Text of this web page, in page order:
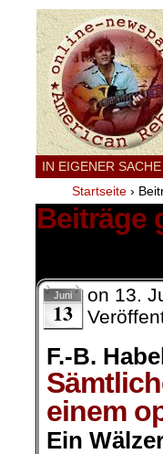
IN EIGENER SACHE
Startseite ›
Beiträge
Juni
13
on 13.
F.-B. Habel
einem
Ein